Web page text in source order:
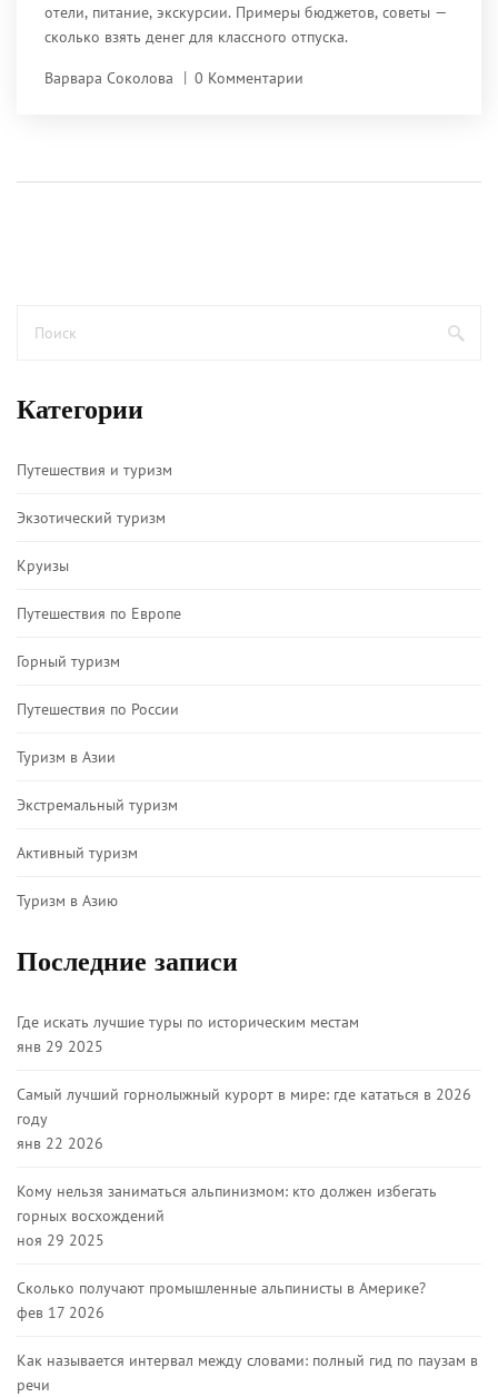
отели, питание, экскурсии. Примеры бюджетов, советы —
сколько взять денег для классного отпуска.
Варвара Соколова 0 Комментарии
Категории
Путешествия и туризм
Экзотический туризм
Круизы
Путешествия по Европе
Горный туризм
Путешествия по России
Туризм в Азии
Экстремальный туризм
Активный туризм
Туризм в Азию
Последние записи
Где искать лучшие туры по историческим местам
янв 29 2025
Самый лучший горнолыжный курорт в мире: где кататься в 2026
году
янв 22 2026
Кому нельзя заниматься альпинизмом: кто должен избегать
горных восхождений
ноя 29 2025
Сколько получают промышленные альпинисты в Америке?
фев 17 2026
Как называется интервал между словами: полный гид по паузам в
речи